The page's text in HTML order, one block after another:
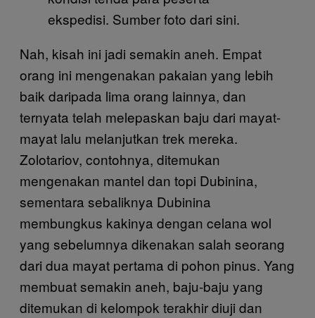
ekspedisi. Sumber foto dari sini.
Nah, kisah ini jadi semakin aneh. Empat
orang ini mengenakan pakaian yang lebih
baik daripada lima orang lainnya, dan
ternyata telah melepaskan baju dari mayat-
mayat lalu melanjutkan trek mereka.
Zolotariov, contohnya, ditemukan
mengenakan mantel dan topi Dubinina,
sementara sebaliknya Dubinina
membungkus kakinya dengan celana wol
yang sebelumnya dikenakan salah seorang
dari dua mayat pertama di pohon pinus. Yang
membuat semakin aneh, baju-baju yang
ditemukan di kelompok terakhir diuji dan